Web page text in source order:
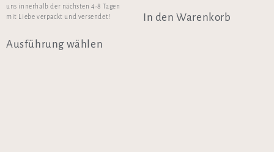
uns innerhalb der nächsten 4-8 Tagen
mit Liebe verpackt und versendet!
Ausführung wählen
In den Warenkorb